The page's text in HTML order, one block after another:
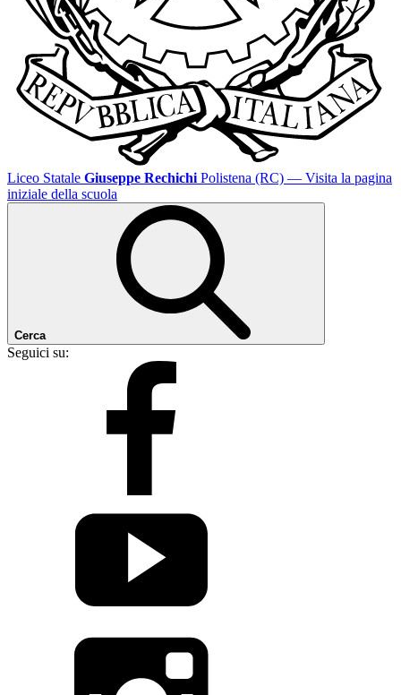
Liceo Statale Giuseppe Rechichi Polistena (RC) — Visita la pagina
iniziale della scuola
Cerca
Seguici su: